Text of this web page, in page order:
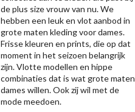
de plus size vrouw van nu. We
hebben een leuk en vlot aanbod in
grote maten kleding voor dames.
Frisse kleuren en prints, die op dat
moment in het seizoen belangrijk
zijn. Vlotte modellen en hippe
combinaties dat is wat grote maten
dames willen. Ook zij wil met de
mode meedoen.